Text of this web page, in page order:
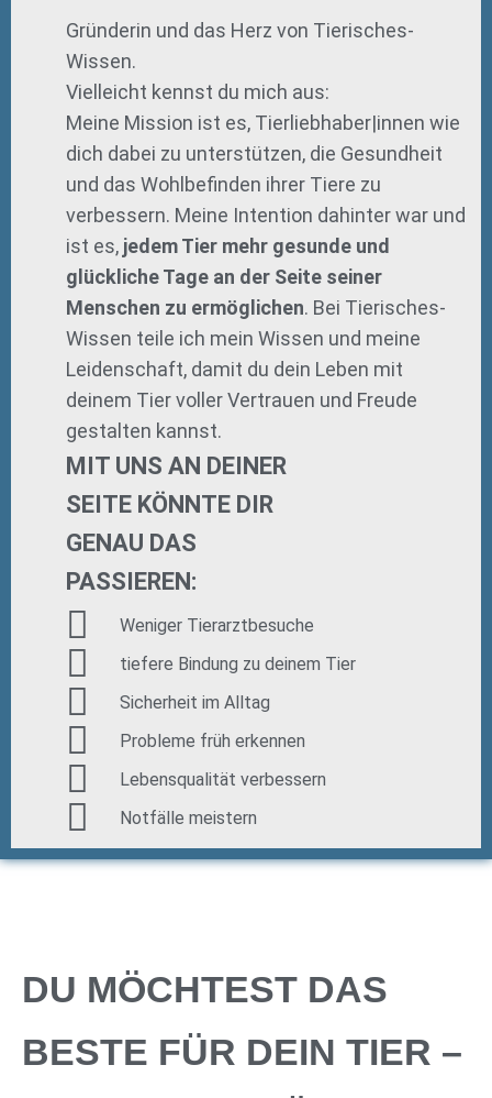
Gründerin und das Herz von Tierisches-
Wissen.
Vielleicht kennst du mich aus:
Meine Mission ist es, Tierliebhaber|innen wie
dich dabei zu unterstützen, die Gesundheit
und das Wohlbefinden ihrer Tiere zu
verbessern. Meine Intention dahinter war und
ist es, jedem Tier mehr gesunde und
glückliche Tage an der Seite seiner
Menschen zu ermöglichen. Bei Tierisches-
Wissen teile ich mein Wissen und meine
Leidenschaft, damit du dein Leben mit
deinem Tier voller Vertrauen und Freude
gestalten kannst.
MIT UNS AN DEINER
SEITE KÖNNTE DIR
GENAU DAS
PASSIEREN:
Weniger Tierarztbesuche
tiefere Bindung zu deinem Tier
Sicherheit im Alltag
Probleme früh erkennen
Lebensqualität verbessern
Notfälle meistern
DU MÖCHTEST DAS
BESTE FÜR DEIN TIER –